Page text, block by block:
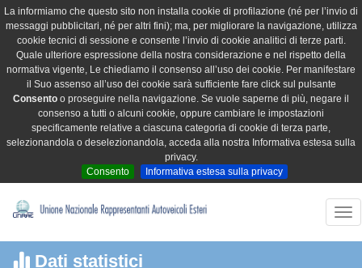
La informiamo che questo sito non installa cookie di profilazione (né per l’invio di
messaggi pubblicitari, né per altri fini); ma, per migliorare la navigazione, utilizza
cookie tecnici di sessione e consente l’invio di cookie analitici di terze parti.
Quale ulteriore espressione della nostra considerazione e nel rispetto della
normativa vigente, Le chiediamo il consenso all’uso dei cookie. Per manifestare
il Suo assenso all’uso dei cookie sarà sufficiente fare click sul pulsante
Consento o proseguire nella navigazione. Se vuole saperne di più, negare il
consenso a tutti o alcuni cookie, oppure cambiare le impostazioni
specificamente relative a ciascuna categoria di cookie di terza parte,
selezionandola o deselezionandola, acceda alla nostra Informativa estesa sulla
privacy.
Consento
Informativa estesa sulla privacy
Dati statistici